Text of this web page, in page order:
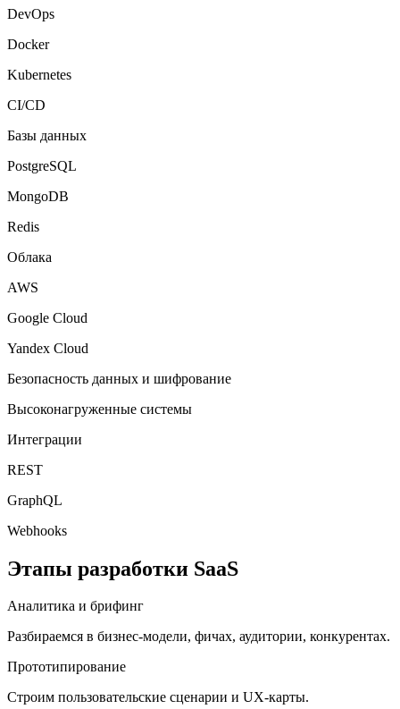
DevOps
Docker
Kubernetes
CI/CD
Базы данных
PostgreSQL
MongoDB
Redis
Облака
AWS
Google Cloud
Yandex Cloud
Безопасность данных и шифрование
Высоконагруженные системы
Интеграции
REST
GraphQL
Webhooks
Этапы разработки SaaS
Аналитика и брифинг
Разбираемся в бизнес-модели, фичах, аудитории, конкурентах.
Прототипирование
Строим пользовательские сценарии и UX-карты.